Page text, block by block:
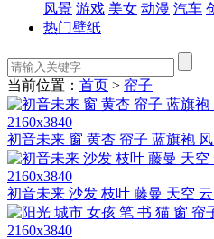
风景 游戏 美女 动漫 汽车
热门壁纸
当前位置： 首页 > 帘子
2160x3840
初音未来 窗 黄杏 帘子 蓝旗袍
2160x3840
初音未来 沙发 枝叶 藤曼 天空
2160x3840